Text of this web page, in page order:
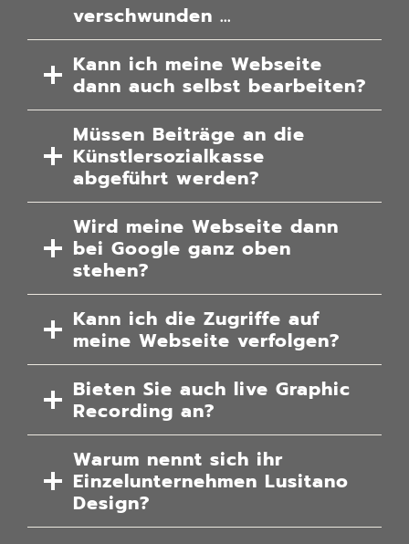
verschwunden …
Kann ich meine Webseite
dann auch selbst bearbeiten?
Müssen Beiträge an die
Künstlersozialkasse
abgeführt werden?
Wird meine Webseite dann
bei Google ganz oben
stehen?
Kann ich die Zugriffe auf
meine Webseite verfolgen?
Bieten Sie auch live Graphic
Recording an?
Warum nennt sich ihr
Einzelunternehmen Lusitano
Design?